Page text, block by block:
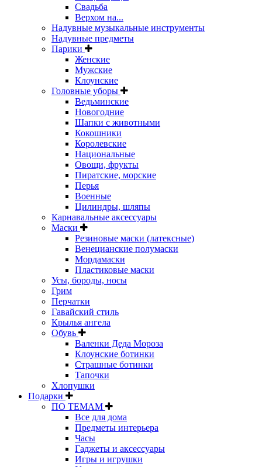
Свадьба
Верхом на...
Надувные музыкальные инструменты
Надувные предметы
Парики
Женские
Мужские
Клоунские
Головные уборы
Ведьминские
Новогодние
Шапки с животными
Кокошники
Королевские
Национальные
Овощи, фрукты
Пиратские, морские
Перья
Военные
Цилиндры, шляпы
Карнавальные аксессуары
Маски
Резиновые маски (латексные)
Венецианские полумаски
Мордамаски
Пластиковые маски
Усы, бороды, носы
Грим
Перчатки
Гавайский стиль
Крылья ангела
Обувь
Валенки Деда Мороза
Клоунские ботинки
Страшные ботинки
Тапочки
Хлопушки
Подарки
ПО ТЕМАМ
Все для дома
Предметы интерьера
Часы
Гаджеты и аксессуары
Игры и игрушки